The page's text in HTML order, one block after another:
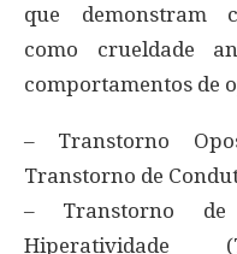
que demonstram
como crueldade
comportamentos de
– Transtorno
Transtorno de
– Transtorno
Hiperatividade